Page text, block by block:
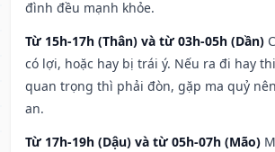
đình đều mạnh khỏe.
Từ 15h-17h (Thân) và từ 03h-05h (Dần)
có lợi, hoặc hay bị trái ý. Nếu ra đi hay
quan trọng thì phải đòn, gặp ma quỷ
an.
Từ 17h-19h (Dậu) và từ 05h-07h (Mão)